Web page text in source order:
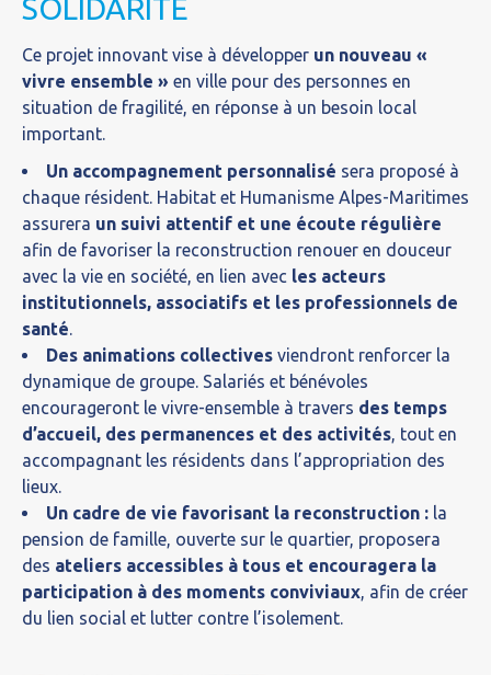
SOLIDARITÉ
Ce projet innovant vise à développer un nouveau «
vivre ensemble » en ville pour des personnes en
situation de fragilité, en réponse à un besoin local
important.
Un accompagnement personnalisé sera proposé à
chaque résident. Habitat et Humanisme Alpes-Maritimes
assurera un suivi attentif et une écoute régulière
afin de favoriser la reconstruction renouer en douceur
avec la vie en société, en lien avec les acteurs
institutionnels, associatifs et les professionnels de
santé.
Des animations collectives viendront renforcer la
dynamique de groupe. Salariés et bénévoles
encourageront le vivre-ensemble à travers des temps
d’accueil, des permanences et des activités, tout en
accompagnant les résidents dans l’appropriation des
lieux.
Un cadre de vie favorisant la reconstruction : la
pension de famille, ouverte sur le quartier, proposera
des ateliers accessibles à tous et encouragera la
participation à des moments conviviaux, afin de créer
du lien social et lutter contre l’isolement.